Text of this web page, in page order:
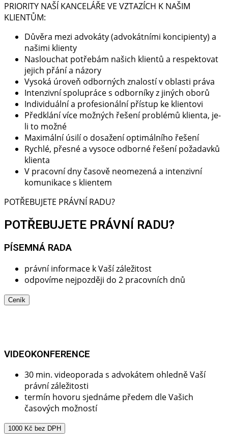
PRIORITY NAŠÍ KANCELÁŘE VE VZTAZÍCH K NAŠIM
KLIENTŮM:
Důvěra mezi advokáty (advokátními koncipienty) a
našimi klienty
Naslouchat potřebám našich klientů a respektovat
jejich přání a názory
Vysoká úroveň odborných znalostí v oblasti práva
Intenzivní spolupráce s odborníky z jiných oborů
Individuální a profesionální přístup ke klientovi
Předklání více možných řešení problémů klienta, je-
li to možné
Maximální úsilí o dosažení optimálního řešení
Rychlé, přesné a vysoce odborné řešení požadavků
klienta
V pracovní dny časově neomezená a intenzivní
komunikace s klientem
POTŘEBUJETE PRÁVNÍ RADU?
POTŘEBUJETE PRÁVNÍ RADU?
PÍSEMNÁ RADA​
právní informace k Vaší záležitost
odpovíme nejpozději do 2 pracovních dnů
Ceník
VIDEOKONFERENCE
30 min. videoporada s advokátem ohledně Vaší
právní záležitosti
termín hovoru sjednáme předem dle Vašich
časových možností
1000 Kč bez DPH